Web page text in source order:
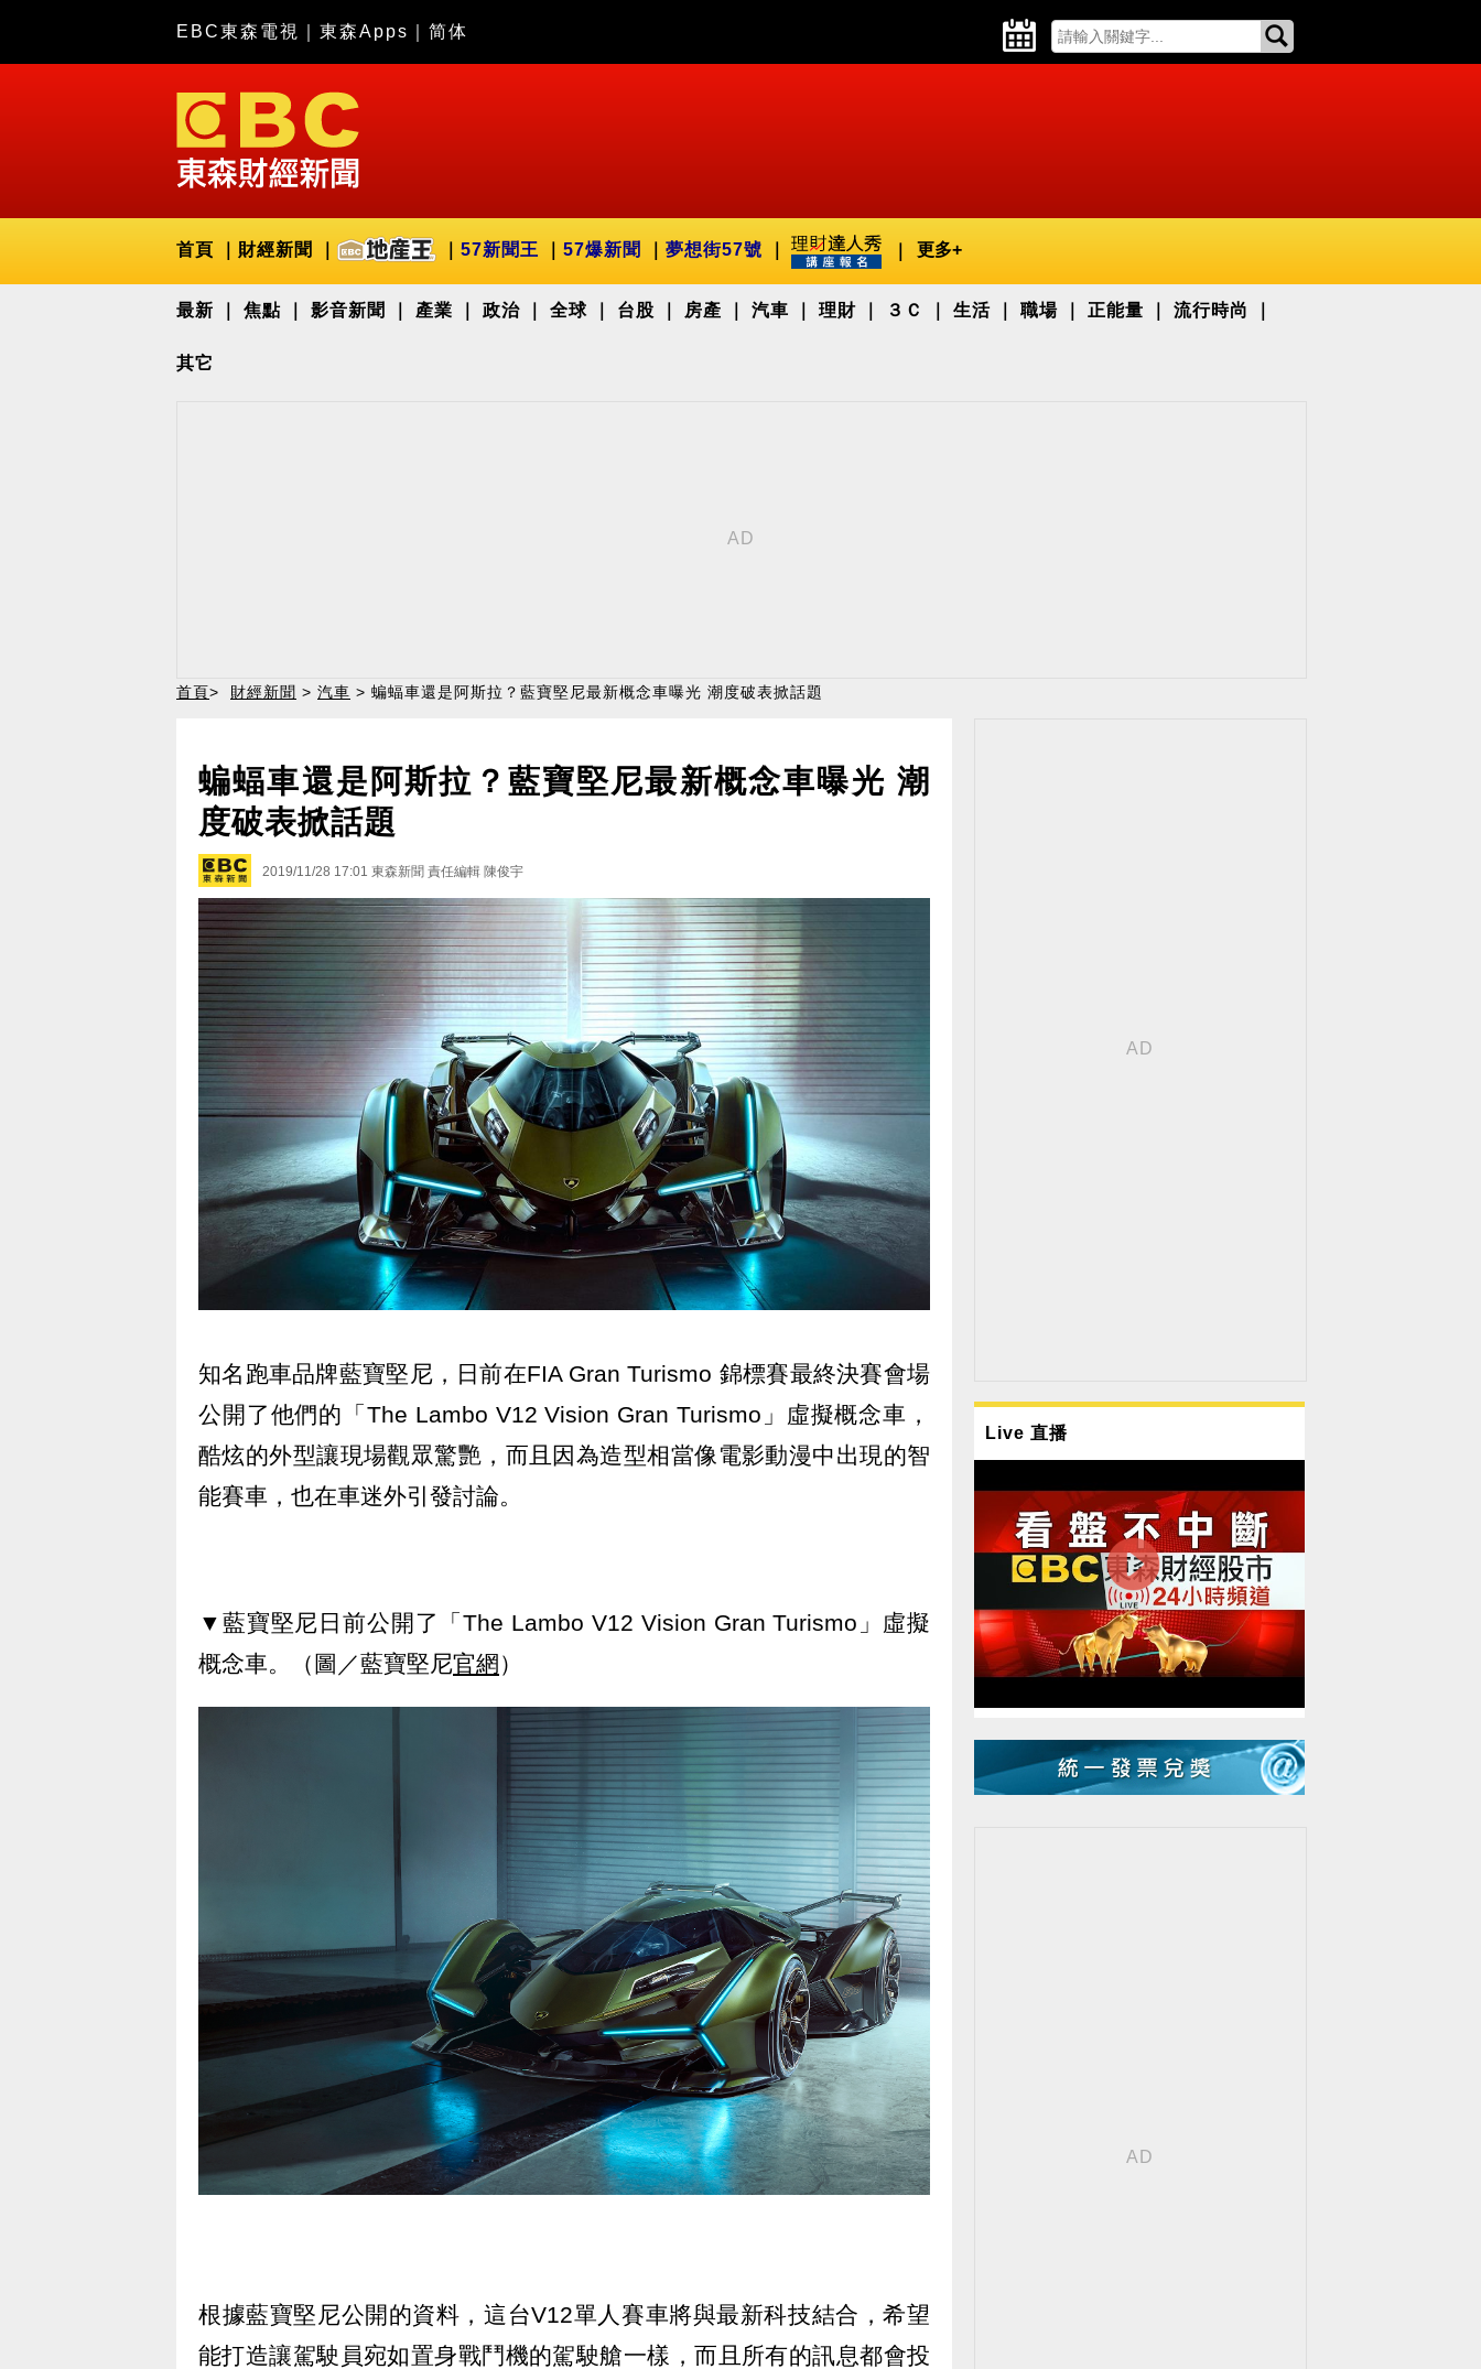
EBC東森電視 東森Apps 简体
首頁 財經新聞 57新聞王 57爆新聞 夢想街57號 更多+
最新 焦點 影音新聞 產業 政治 全球 台股 房產 汽車 理財 ３Ｃ 生活 職場 正能量 流行時尚
其它
首頁> 財經新聞 > 汽車 > 蝙蝠車還是阿斯拉？藍寶堅尼最新概念車曝光 潮度破表掀話題
蝙蝠車還是阿斯拉？藍寶堅尼最新概念車曝光 潮
度破表掀話題
2019/11/28 17:01 東森新聞 責任編輯 陳俊宇
知名跑車品牌藍寶堅尼，日前在FIA Gran Turismo 錦標賽最終決賽會場
公開了他們的「The Lambo V12 Vision Gran Turismo」虛擬概念車，
酷炫的外型讓現場觀眾驚艷，而且因為造型相當像電影動漫中出現的智
能賽車，也在車迷外引發討論。
▼藍寶堅尼日前公開了「The Lambo V12 Vision Gran Turismo」虛擬
概念車。（圖／藍寶堅尼官網 ）
根據藍寶堅尼公開的資料，這台V12單人賽車將與最新科技結合，希望
能打造讓駕駛員宛如置身戰鬥機的駕駛艙一樣，而且所有的訊息都會投
Live 直播